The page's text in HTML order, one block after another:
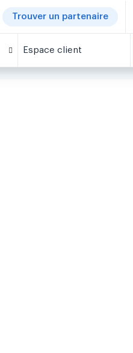
Trouver un partenaire
Espace client